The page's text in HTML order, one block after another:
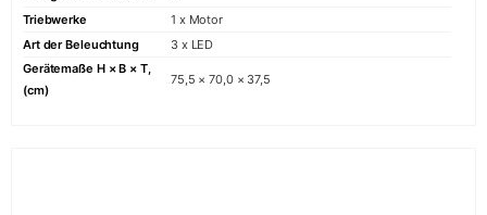
Triebwerke
1 x Motor
Art der Beleuchtung
3 x LED
Gerätemaße H × B × T,
(cm)
75,5 × 70,0 × 37,5